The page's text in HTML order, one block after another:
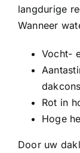
langdurige
Wanneer
Vocht-
Rot in
Hoge
Door uw